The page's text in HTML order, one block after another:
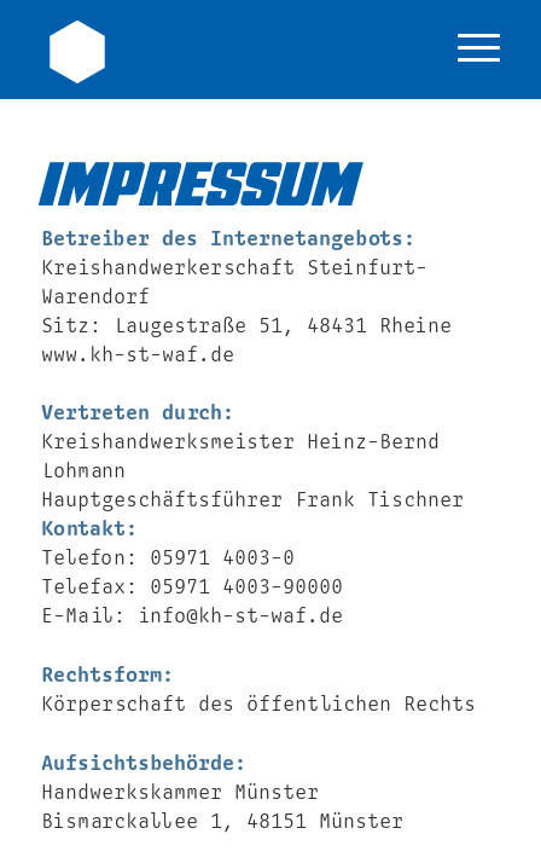
IMPRESSUM
Betreiber des Internetangebots:
Kreishandwerkerschaft Steinfurt-
Warendorf
Sitz: Laugestraße 51, 48431 Rheine
www.kh-st-waf.de
Vertreten durch:
Kreishandwerksmeister Heinz-Bernd
Lohmann
Hauptgeschäftsführer Frank Tischner
Kontakt:
Telefon: 05971 4003-0
Telefax: 05971 4003-90000
E-Mail: info@kh-st-waf.de
Rechtsform:
Körperschaft des öffentlichen Rechts
Aufsichtsbehörde:
Handwerkskammer Münster
Bismarckallee 1, 48151 Münster